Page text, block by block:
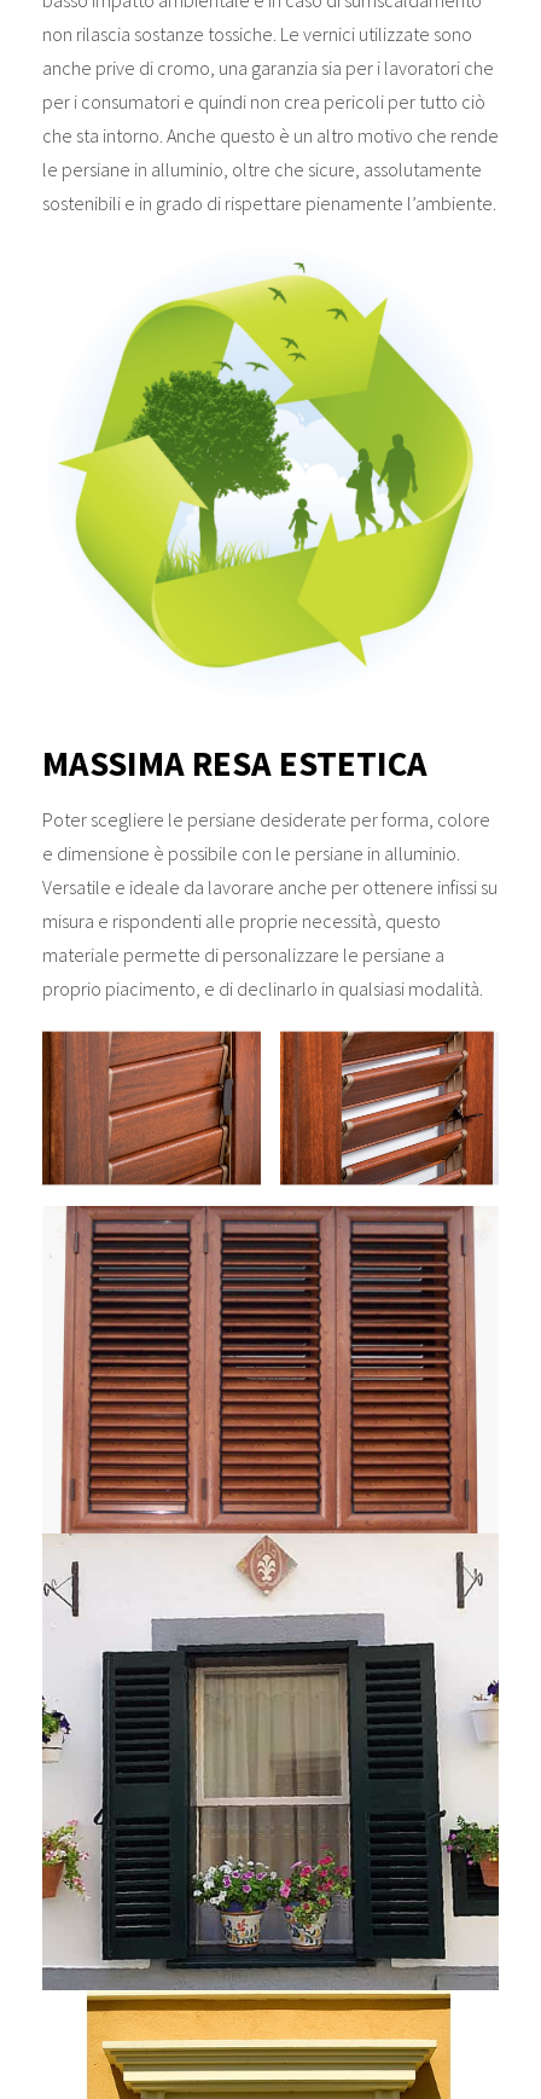
non rilascia sostanze tossiche. Le vernici utilizzate sono
anche prive di cromo, una garanzia sia per i lavoratori che
per i consumatori e quindi non crea pericoli per tutto ciò
che sta intorno. Anche questo è un altro motivo che rende
le persiane in alluminio, oltre che sicure, assolutamente
sostenibili e in grado di rispettare pienamente l’ambiente.
MASSIMA RESA ESTETICA
Poter scegliere le persiane desiderate per forma, colore
e dimensione è possibile con le persiane in alluminio.
Versatile e ideale da lavorare anche per ottenere infissi su
misura e rispondenti alle proprie necessità, questo
materiale permette di personalizzare le persiane a
proprio piacimento, e di declinarlo in qualsiasi modalità.